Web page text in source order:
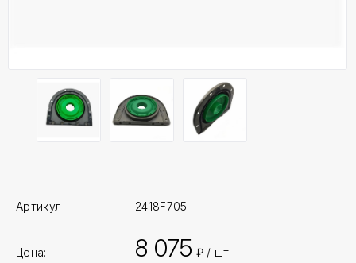
Артикул 2418F705
Цена: 8 075 ₽ / шт